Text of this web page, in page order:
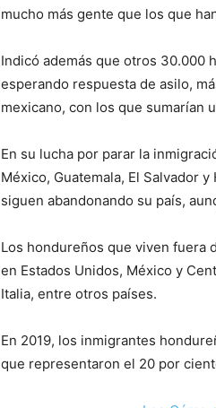
mucho más gente que los que
Indicó además que otros 30.000
esperando respuesta de asilo,
mexicano, con los que sumarían
En su lucha por parar la
México, Guatemala, El Salvador
siguen abandonando su país,
Los hondureños que viven fuera
en Estados Unidos, México y
Italia, entre otros países.
En 2019, los inmigrantes
que representaron el 20 por